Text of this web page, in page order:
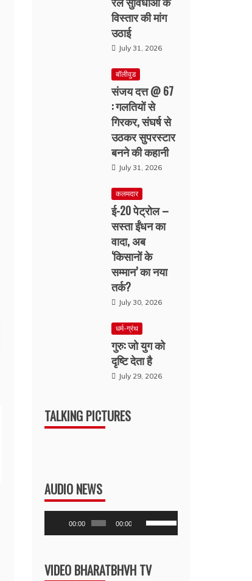
विस्तार की मांग
उठाई
July 31, 2026
बॉलीवुड
संजय दत्त @ 67
: गलतियों से
गिरकर, संघर्ष से
उठकर सुपरस्टार
बनने की कहानी
July 31, 2026
कलमदार
ई-20 पेट्रोल –
सस्ता ईंधन का
वादा, अब
‘किसानों के
सम्मान’ का नया
तर्क?
July 30, 2026
धर्म-ग्रंथ
गुरु: जो युग को
दृष्टि देता है
July 29, 2026
TALKING PICTURES
AUDIO NEWS
Player
00:00 00:00
Use
Up/Down
keys
VIDEO BHARATBHVH TV